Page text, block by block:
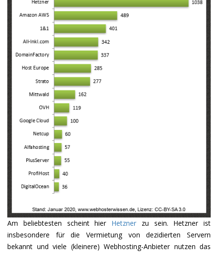
Am beliebtesten scheint hier Hetzner zu sein. Hetzner ist
insbesondere für die Vermietung von dezidierten Servern
bekannt und viele (kleinere) Webhosting-Anbieter nutzen das